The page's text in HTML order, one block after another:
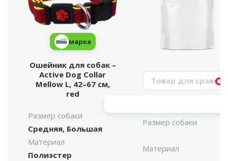
марка
Ошейник для собак –
Active Dog Collar
Mellow L, 42–67 см,
red
Размер собаки
Средняя, Большая
Размер собаки
Материал
Полиэстер
Материал